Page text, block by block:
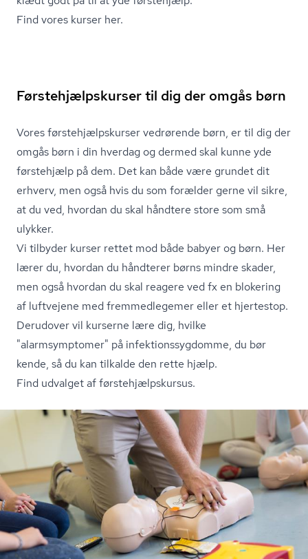
Find vores kurser her.
Førstehjælpskurser til dig der omgås børn
Vores første­hjælp­s­kur­ser vedrørende børn, er til dig der
omgås børn i din hverdag og dermed skal kunne yde
førstehjælp på dem. Det kan både være grundet dit
erhverv, men også hvis du som forælder gerne vil sikre,
at du ved, hvordan du skal håndtere store som små
ulykker.
Vi tilbyder kurser rettet mod både babyer og børn. Her
lærer du, hvordan du håndterer børns mindre skader,
men også hvordan du skal reagere ved fx en blokering
af luftvejene med fremmedlegemer eller et hjertestop.
Derudover vil kurserne lære dig, hvilke
"alarmsymptomer" på in­fek­tions­syg­dom­me, du bør
kende, så du kan tilkalde den rette hjælp.
Find udvalget af første­hjælp­s­kur­sus.